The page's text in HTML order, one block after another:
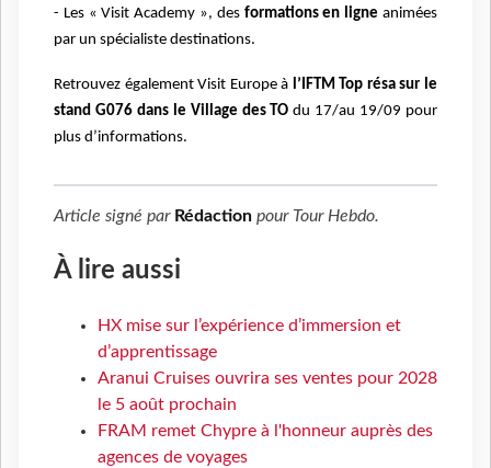
- Les « Visit Academy », des formations en ligne animées
par un spécialiste destinations.
Retrouvez également Visit Europe à l’IFTM Top résa sur le
stand G076 dans le Village des TOdu 17/au 19/09 pour
plus d’informations.
Article signé par Rédaction pour Tour Hebdo.
À lire aussi
HX mise sur l’expérience d’immersion et
d’apprentissage
Aranui Cruises ouvrira ses ventes pour 2028
le 5 août prochain
FRAM remet Chypre à l'honneur auprès des
agences de voyages